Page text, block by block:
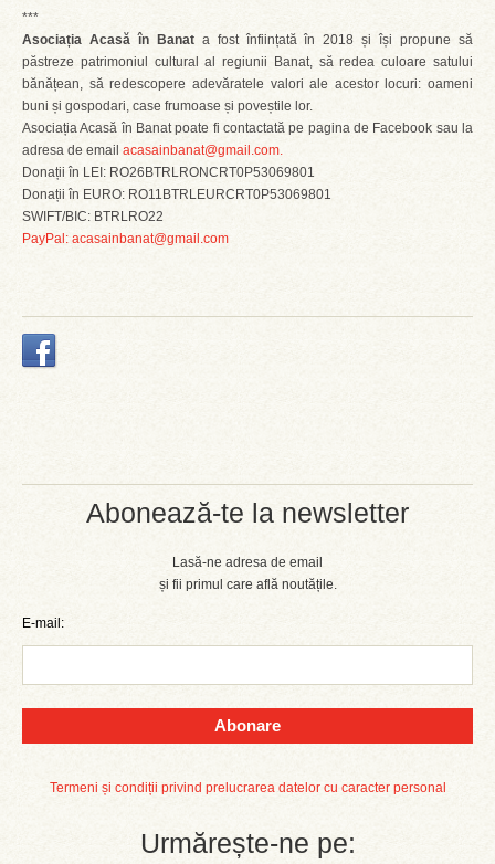
Abonează-te la newsletter
Lasă-ne adresa de email
și fii primul care află noutățile.
E-mail:
Abonare
Termeni și condiții privind prelucrarea datelor cu caracter personal
Urmărește-ne pe:
***
Asociația Acasă în Banat a fost înființată în 2018 și își propune să
păstreze patrimoniul cultural al regiunii Banat, să redea culoare satului
bănățean, să redescopere adevăratele valori ale acestor locuri: oameni
buni și gospodari, case frumoase și poveștile lor.
Asociația Acasă în Banat poate fi contactată pe pagina de Facebook sau la
adresa de email acasainbanat@gmail.com.
Donații în LEI: RO26BTRLRONCRT0P53069801
Donații în EURO: RO11BTRLEURCRT0P53069801
SWIFT/BIC: BTRLRO22
PayPal: acasainbanat@gmail.com